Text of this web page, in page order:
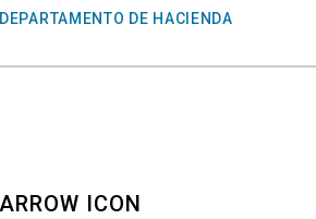
DEPARTAMENTO DE HACIENDA